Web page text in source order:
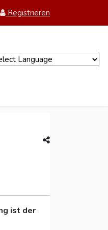
Registrieren
ist der